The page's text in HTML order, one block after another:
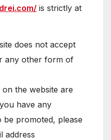
is strictly at
does not accept
any other form of
the website are
have any
promoted, please
address